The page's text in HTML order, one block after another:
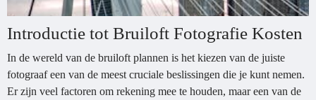
Introductie tot Bruiloft Fotografie Kosten
In de wereld van de bruiloft plannen is het kiezen van de juiste
fotograaf een van de meest cruciale beslissingen die je kunt nemen.
Er zijn veel factoren om rekening mee te houden, maar een van de